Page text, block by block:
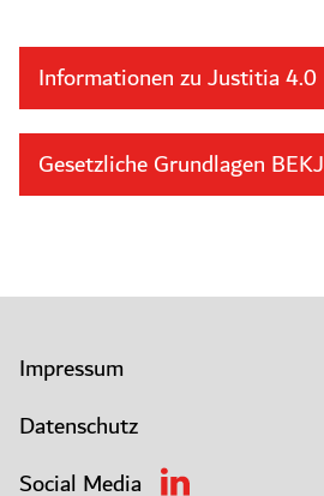
Informationen zu Justitia 4.0
Gesetzliche Grundlagen BEKJ
Impressum
Datenschutz
Social Media